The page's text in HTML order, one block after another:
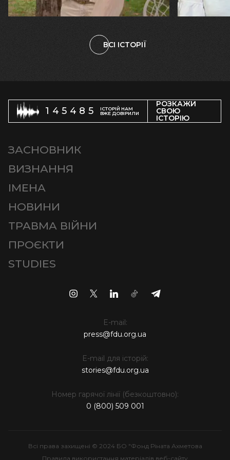
племінницю"
чоловіка
ВСІ ІСТОРІЇ
145485
ІСТОРІЙ НАМ
ВЖЕ ДОВІРИЛИ
РОЗКАЖИ
СВОЮ
ІСТОРІЮ
ЗАСНОВНИК
ВИЗНАННЯ
ІМЕНА
НОВИНИ
ТРАВМА ВІЙНИ
ПРОЄКТИ
STUDIES
E-mail:
press@fdu.org.ua
E-mail для історій:
stories@fdu.org.ua
Номер гарячої лінії (безкоштовно):
0 (800) 509 001
Всі права захищені © 2024 БО "Фонд Ріната Ахметова
Правила використання матеріалів веб-сайту